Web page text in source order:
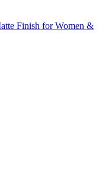
Finish for Women &